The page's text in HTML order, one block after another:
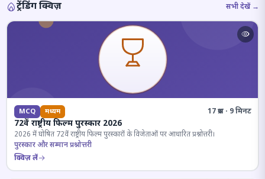
ट्रेंडिंग क्विज़ सभी देखें →
MCQ मध्यम 17 प्रश्न · 9 मिनट
72वें राष्ट्रीय फिल्म पुरस्कार 2026
2026 में घोषित 72वें राष्ट्रीय फिल्म पुरस्कारों के विजेताओं पर आधारित प्रश्नोत्तरी।
पुरस्कार और सम्मान प्रश्नोत्तरी
क्विज़ लें